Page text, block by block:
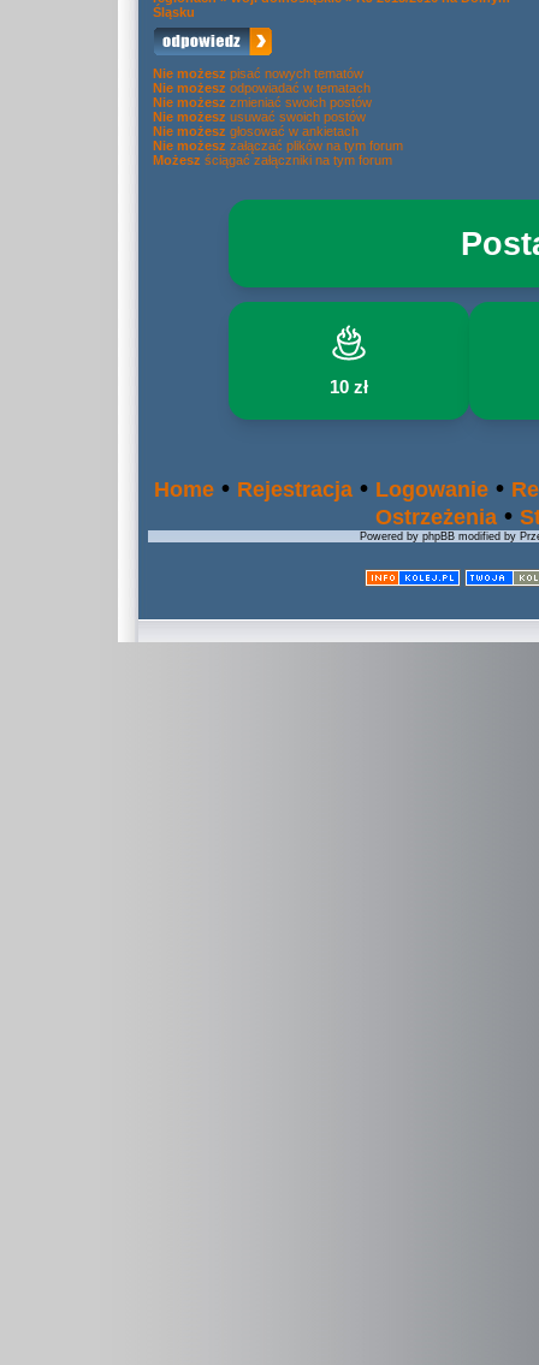
Śląsku
Nie możesz pisać nowych tematów
Nie możesz odpowiadać w tematach
Nie możesz zmieniać swoich postów
Nie możesz usuwać swoich postów
Nie możesz głosować w ankietach
Nie możesz załączać plików na tym forum
Możesz ściągać załączniki na tym forum
10 zł
Home • Rejestracja • Logowanie •
Ostrzeżenia •
Powered by phpBB modified by